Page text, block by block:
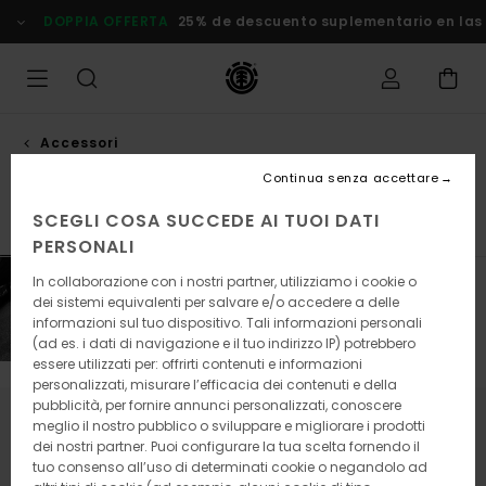
alla
selezione
griglie
DOPPIA OFFERTA 25% de descuento suplementario en
Accessori
Barre orizzontali e corrimano
Cuscinetti Hardware Truck Ruote
Continua a seguirci, i prodotti che
cerchi presto saranno di nuovo
SCEGLI COSA SUCCEDE AI TUOI DATI
PERSONALI
In collaborazione con i nostri partner, utilizziamo i cookie o
dei sistemi equivalenti per salvare e/o accedere a delle
informazioni sul tuo dispositivo. Tali informazioni personali
(ad es. i dati di navigazione e il tuo indirizzo IP) potrebbero
essere utilizzati per: offrirti contenuti e informazioni
personalizzati, misurare l’efficacia dei contenuti e della
pubblicità, per fornire annunci personalizzati, conoscere
meglio il nostro pubblico o sviluppare e migliorare i prodotti
dei nostri partner. Puoi configurare la tua scelta fornendo il
tuo consenso all’uso di determinati cookie o negandolo ad
Continua senza accettare